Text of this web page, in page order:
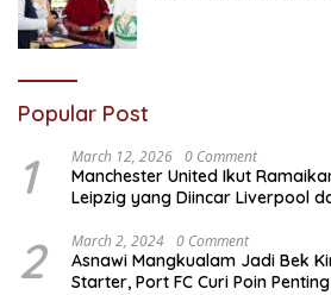
Popular Post
1 March 12, 2026 0 Comment
Manchester United Ikut
Leipzig yang Diincar Liverpool
2 March 2, 2024 0 Comment
Asnawi Mangkualam Jadi Bek
Starter, Port FC Curi Poin